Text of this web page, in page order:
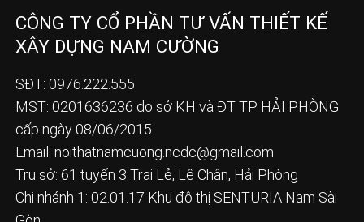
CÔNG TY CỔ PHẦN TƯ VẤN THIẾT KẾ
XÂY DỰNG NAM CƯỜNG
SĐT: 0976.222.555
MST: 0201636236 do sở KH và ĐT TP HẢI PHÒNG
cấp ngày 08/06/2015
Email: noithatnamcuong.ncdc@gmail.com
Trụ sở: 61 tuyến 3 Trại Lẻ, Lê Chân, Hải Phòng
Chi nhánh 1: 02.01.17 Khu đô thị SENTURIA Nam Sài